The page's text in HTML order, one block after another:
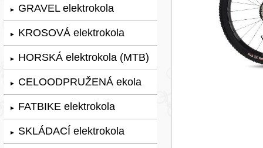
► GRAVEL elektrokola
► KROSOVÁ elektrokola
► HORSKÁ elektrokola (MTB)
► CELOODPRUŽENÁ ekola
► FATBIKE elektrokola
► SKLÁDACÍ elektrokola